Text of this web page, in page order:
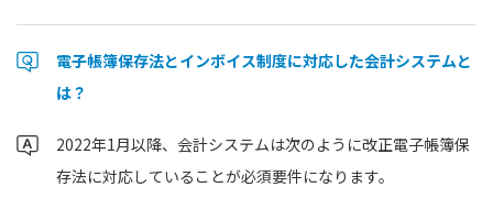
電子帳簿保存法とインボイス制度に対応した会計システムと
は？
2022年1月以降、会計システムは次のように改正電子帳簿保
存法に対応していることが必須要件になります。